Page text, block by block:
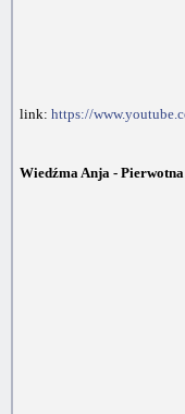
link: https://
Wiedźma Anja -